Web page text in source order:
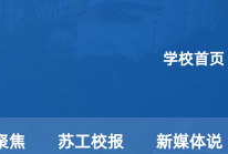
学校首页
焦 苏工校报 新媒体说